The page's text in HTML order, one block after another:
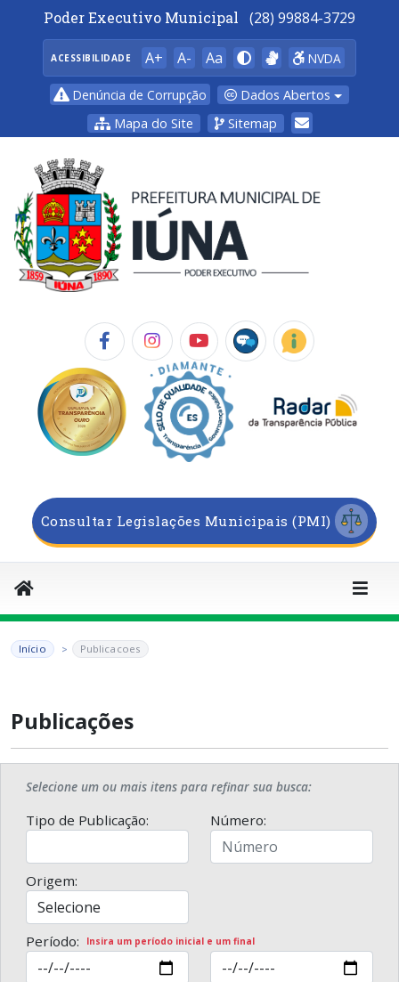
Poder Executivo Municipal (28) 99884-3729
ACESSIBILIDADE A+ A- Aa NVDA
Denúncia de Corrupção
Dados Abertos
Mapa do Site
Sitemap
Consultar Legislações Municipais (PMI)
Início Publicacoes
Publicações
Selecione um ou mais itens para refinar sua busca:
Tipo de Publicação: Número:
Origem:
Período: Insira um período inicial e um final